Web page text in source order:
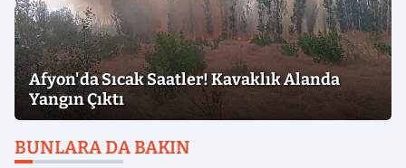
Afyon'da Sıcak Saatler! Kavaklık Alanda
Yangın Çıktı
BUNLARA DA BAKIN